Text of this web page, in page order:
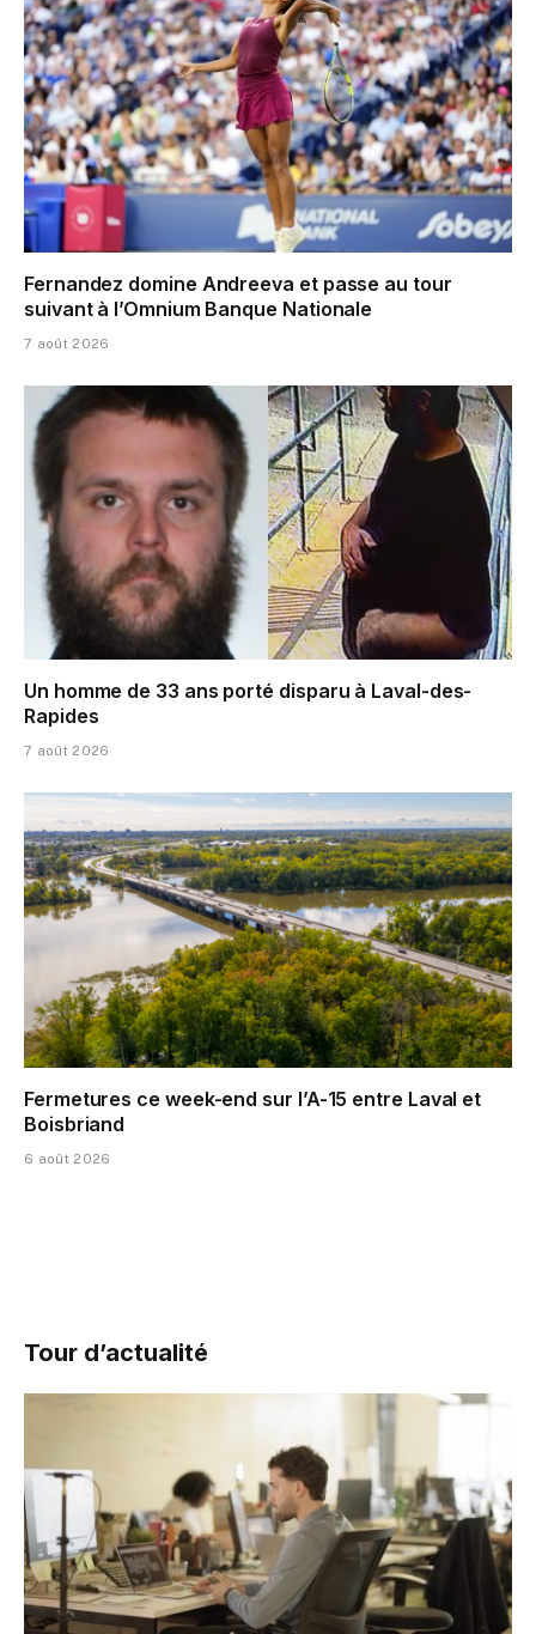
Fernandez domine Andreeva et passe au tour
suivant à l’Omnium Banque Nationale
7 août 2026
Un homme de 33 ans porté disparu à Laval-des-
Rapides
7 août 2026
Fermetures ce week-end sur l’A-15 entre Laval et
Boisbriand
6 août 2026
Tour d’actualité